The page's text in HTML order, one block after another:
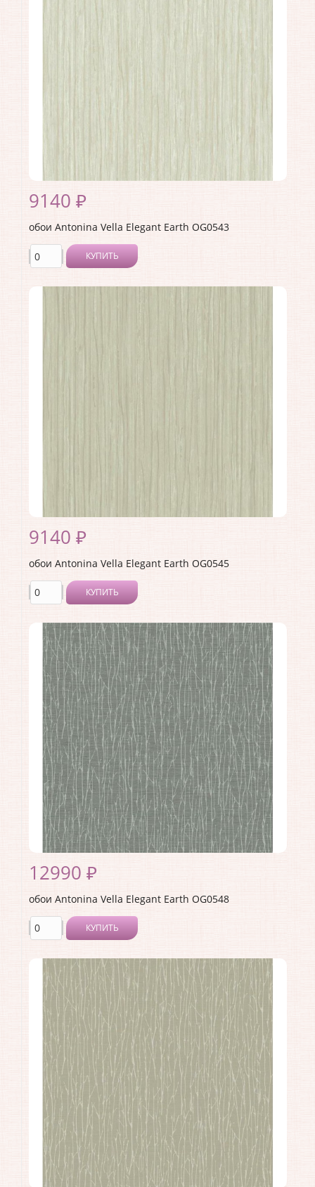
США
9140 ₽
обои Antonina Vella Elegant Earth OG0543
КУПИТЬ
Коллекция:Elegant Earth
Без покрытия
США
9140 ₽
обои Antonina Vella Elegant Earth OG0545
КУПИТЬ
Производитель:Antonina Vella
Коллекция:Elegant Earth
Длина рулона:8.23
Ширина рулона:0.68
Материал покрытия: Без покрытия
Страна: США
Материал основы: Флизелин
Раппорт:<>
12990 ₽
обои Antonina Vella Elegant Earth OG0548
КУПИТЬ
Производитель:Antonina Vella
Коллекция:Elegant Earth
Длина рулона:8.23
Ширина рулона: 0.68
Материал покрытия:
Без покрытия
Страна:
США
Материал основы:
Флизелин
Раппорт: <>